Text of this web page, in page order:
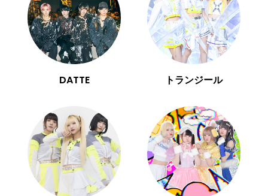
DATTE トランジール